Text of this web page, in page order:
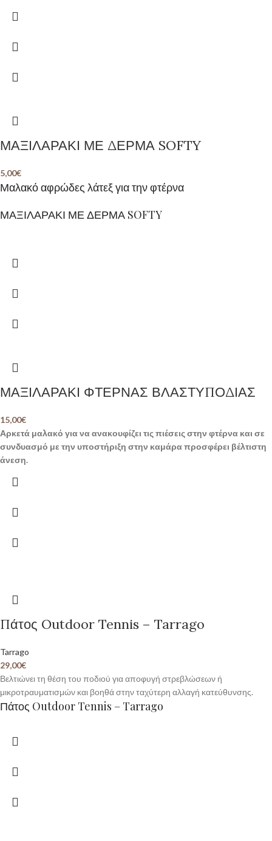
ΜΑΞΙΛΑΡΑΚΙ ΜΕ ΔΕΡΜΑ SOFTY
5,00€
Μαλακό αφρώδες λάτεξ για την φτέρνα
ΜΑΞΙΛΑΡΑΚΙ ΜΕ ΔΕΡΜΑ SOFTY
ΜΑΞΙΛΑΡΑΚΙ ΦΤΕΡΝΑΣ ΒΛΑΣΤΥΠΟΔΙΑΣ
15,00€
Αρκετά μαλακό για να ανακουφίζει τις πιέσεις στην φτέρνα και σε
συνδυασμό με την υποστήριξη στην καμάρα προσφέρει βέλτιστη
άνεση.
Πάτος Outdoor Tennis – Tarrago
Tarrago
29,00€
Βελτιώνει τη θέση του ποδιού για αποφυγή στρεβλώσεων ή
μικροτραυματισμών και βοηθά στην ταχύτερη αλλαγή κατεύθυνσης.
Πάτος Outdoor Tennis – Tarrago